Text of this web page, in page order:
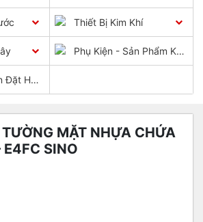
Thiết Bị Kim Khí
Phụ Kiện - Sản Phẩm Khác
Hàng
MẶT NHỰA CHỨA
E4FC SINO